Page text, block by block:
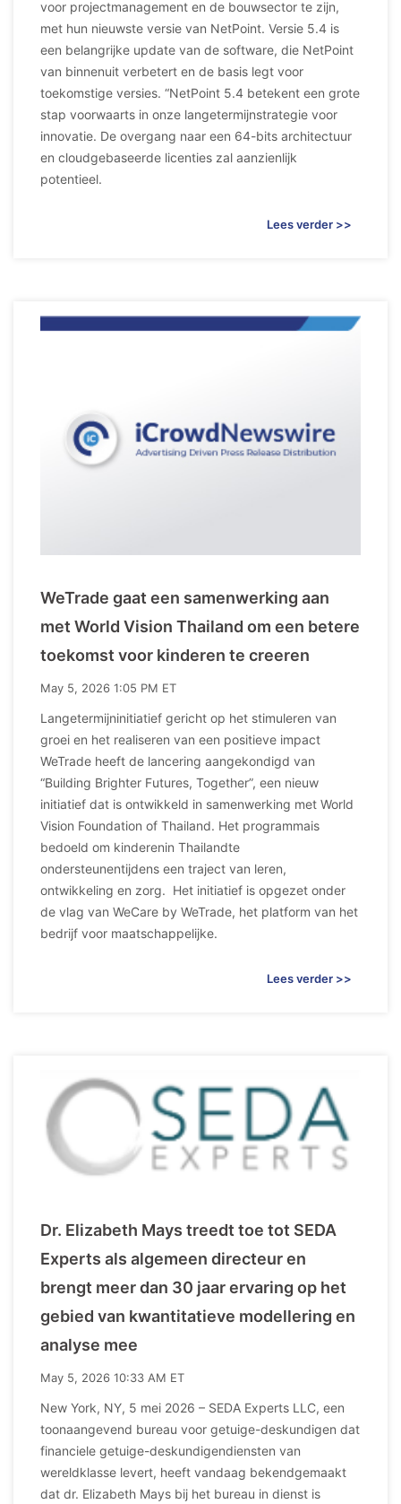
voor projectmanagement en de bouwsector te zijn,
met hun nieuwste versie van NetPoint. Versie 5.4 is
een belangrijke update van de software, die NetPoint
van binnenuit verbetert en de basis legt voor
toekomstige versies. “NetPoint 5.4 betekent een grote
stap voorwaarts in onze langetermijnstrategie voor
innovatie. De overgang naar een 64-bits architectuur
en cloudgebaseerde licenties zal aanzienlijk
potentieel.
Lees verder >>
WeTrade gaat een samenwerking aan
met World Vision Thailand om een betere
toekomst voor kinderen te creeren
May 5, 2026 1:05 PM ET
Langetermijninitiatief gericht op het stimuleren van
groei en het realiseren van een positieve impact
WeTrade heeft de lancering aangekondigd van
“Building Brighter Futures, Together”, een nieuw
initiatief dat is ontwikkeld in samenwerking met World
Vision Foundation of Thailand. Het programmais
bedoeld om kinderenin Thailandte
ondersteunentijdens een traject van leren,
ontwikkeling en zorg. Het initiatief is opgezet onder
de vlag van WeCare by WeTrade, het platform van het
bedrijf voor maatschappelijke.
Lees verder >>
Dr. Elizabeth Mays treedt toe tot SEDA
Experts als algemeen directeur en
brengt meer dan 30 jaar ervaring op het
gebied van kwantitatieve modellering en
analyse mee
May 5, 2026 10:33 AM ET
New York, NY, 5 mei 2026 – SEDA Experts LLC, een
toonaangevend bureau voor getuige-deskundigen dat
financiele getuige-deskundigendiensten van
wereldklasse levert, heeft vandaag bekendgemaakt
dat dr. Elizabeth Mays bij het bureau in dienst is